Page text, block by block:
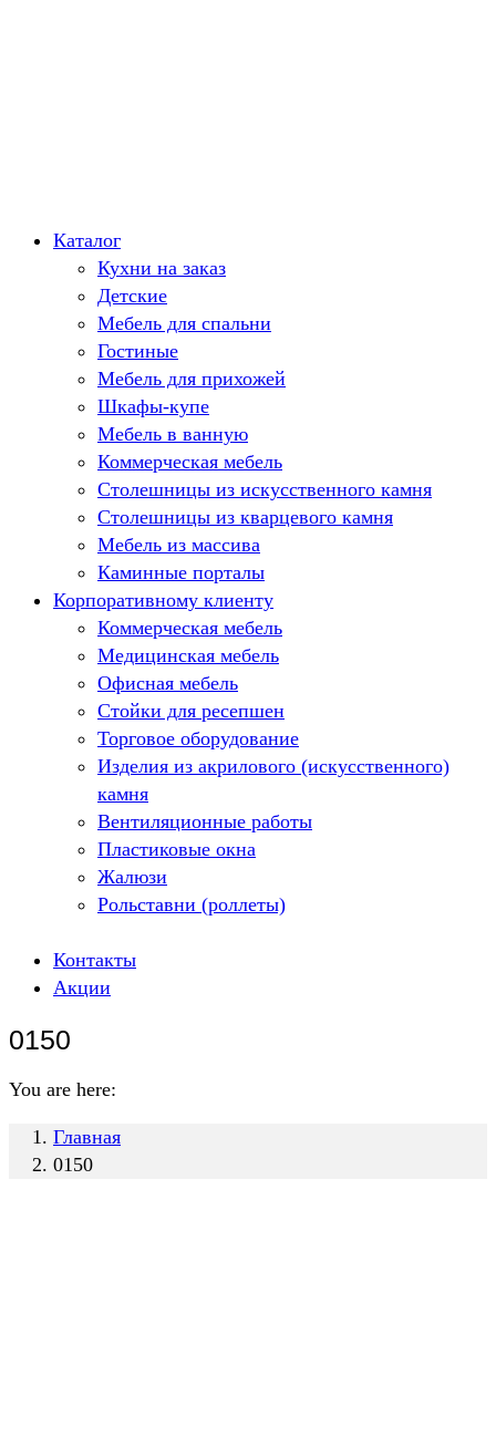
Каталог
Кухни на заказ
Детские
Мебель для спальни
Гостиные
Мебель для прихожей
Шкафы-купе
Мебель в ванную
Коммерческая мебель
Столешницы из искусственного камня
Столешницы из кварцевого камня
Мебель из массива
Каминные порталы
Камины Dimplex
Искусственный камень White Hills
Балконы ПВХ
Пластиковые окна
Жалюзи
Рулонные шторы
Корпоративному клиенту
Коммерческая мебель
Медицинская мебель
Офисная мебель
Стойки для ресепшен
Торговое оборудование
Изделия из акрилового (искусственного)
камня
Вентиляционные работы
Пластиковые окна
Жалюзи
Рольставни (роллеты)
Контакты
Акции
0150
You are here:
Главная
0150